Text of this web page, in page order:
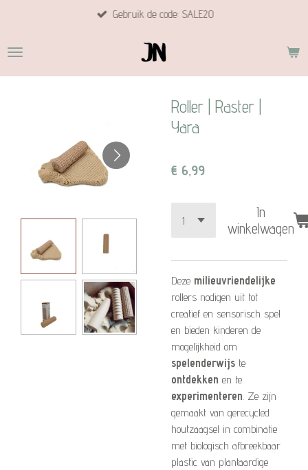
naar
hoofdinhoud
Gebruik de code: SALE20
Roller | Raster |
Yara
€ 6,99
In
winkelwagen
Deze milieuvriendelijke
rollers nodigen uit tot
creatief en sensorisch spel
en bieden kinderen de
mogelijkheid om
spelenderwijs te
ontdekken en te
experimenteren. Ze zijn
gemaakt van gerecycled
houtzaagsel in combinatie
met biologisch afbreekbaar
plastic van plantaardige